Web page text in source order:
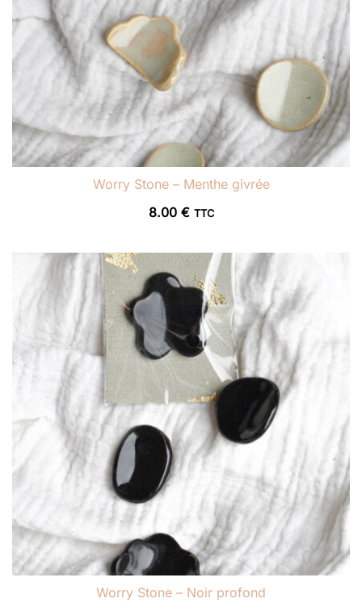
Worry Stone – Menthe givrée
8.00 € TTC
Worry Stone – Noir profond